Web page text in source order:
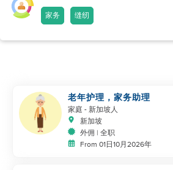
家务 缝纫
老年护理，家务助理
家庭 - 新加坡人
新加坡
外佣 | 全职
From 01日10月2026年